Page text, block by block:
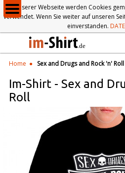
Auf unserer Webseite werden Cookies
verwendet. Wenn Sie weiter auf unseren
einverstanden.
Home Sex and Drugs and Rock 'n' Roll
Im-Shirt - Sex and
Roll